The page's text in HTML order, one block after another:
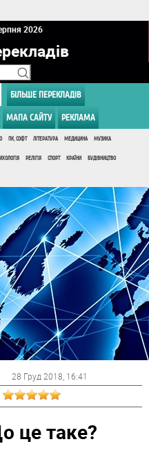
2026
БІЛЬШЕ ПЕРЕКЛАДІВ
МАПА САЙТУ РЕКЛАМА
ПК, СОФТ ЛІТЕРАТУРА МЕДИЦИНА МУЗИКА
РЕЛІГІЯ СПОРТ КРАЇНИ БУДІВНИЦТВО
28 Груд 2018 , 16:41
це таке?